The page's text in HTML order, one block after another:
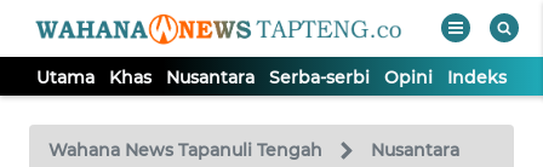
Utama Khas Nusantara Serba-serbi Opini Indeks
Wahana News Tapanuli Tengah Nusantara
TV
Tutup